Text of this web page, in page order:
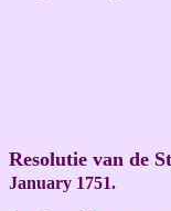
Resolutie van de
January 1751.